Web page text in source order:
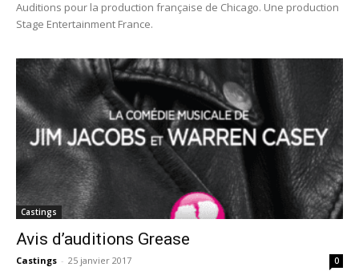
Auditions pour la production française de Chicago. Une production
Stage Entertainment France.
Castings
Avis d’auditions Grease
Castings - 25 janvier 2017 0